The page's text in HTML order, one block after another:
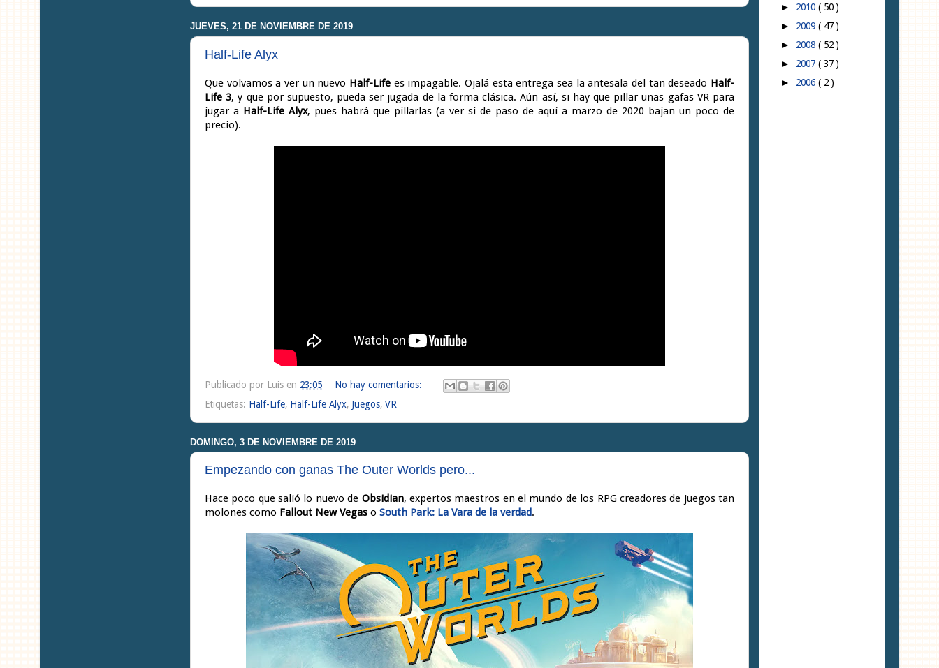
JUEVES, 21 DE NOVIEMBRE DE 2019
Half-Life Alyx
Que volvamos a ver un nuevo Half-Life es impagable. Ojalá esta entrega sea la antesala del tan deseado Half-
Life 3, y que por supuesto, pueda ser jugada de la forma clásica. Aún así, si hay que pillar unas gafas VR para
jugar a Half-Life Alyx, pues habrá que pillarlas (a ver si de paso de aquí a marzo de 2020 bajan un poco de
precio).
Publicado por Luis en 23:05
No hay comentarios:
Etiquetas: Half-Life, Half-Life Alyx, Juegos, VR
DOMINGO, 3 DE NOVIEMBRE DE 2019
Empezando con ganas The Outer Worlds pero...
Hace poco que salió lo nuevo de Obsidian, expertos maestros en el mundo de los RPG creadores de juegos tan
molones como Fallout New Vegas o South Park: La Vara de la verdad.
► 2010 ( 50 )
► 2009 ( 47 )
► 2008 ( 52 )
► 2007 ( 37 )
► 2006 ( 2 )